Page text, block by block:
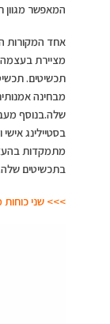
המאפשר
אחד המקורות
מציירת בעצמה.
תכשיטים.
מבחינה
שלה.בנוסף
בסטיילינג
מתמקדות
בתכשיטים
>>> שני כוחות